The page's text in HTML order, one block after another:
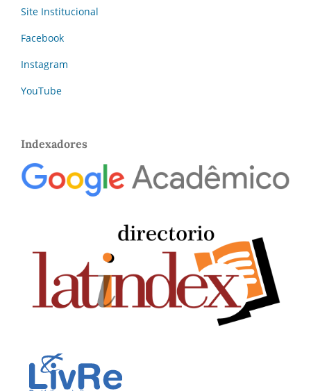
Site Institucional
Facebook
Instagram
YouTube
Indexadores